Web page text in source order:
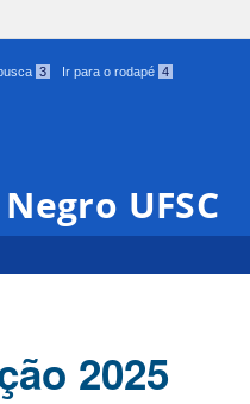
3 Ir para o rodapé 4
UFSC
2025